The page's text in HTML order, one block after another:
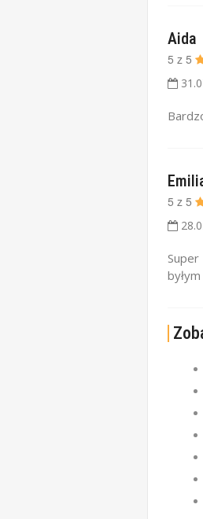
Aida
5 z 5
5 z 5